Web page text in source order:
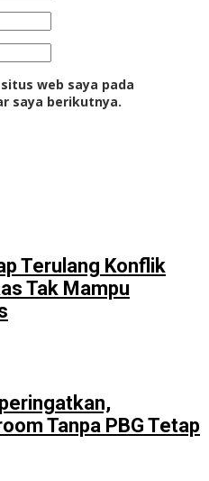
web saya pada
saya berikutnya.
Terulang Konflik
Tak Mampu
Tanpa PBG Tetap